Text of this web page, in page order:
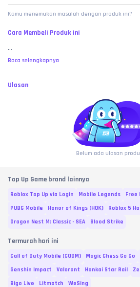
Kamu menemukan masalah dengan produk ini?
Cara Membeli Produk ini
...
Baca selengkapnya
Ulasan
Belum ada ulasan
Top Up Game brand lainnya
Roblox Top Up via Login Mobile Legends Free
PUBG Mobile
Honor of Kings (HOK) Roblox 5
Dragon Nest M: Classic - SEA
Blood Strike
Termurah hari ini
Call of Duty Mobile (CODM) Magic Chess Go Go
Genshin Impact
Valorant Honkai Star Rail
Bigo Live
Litmatch WeSing